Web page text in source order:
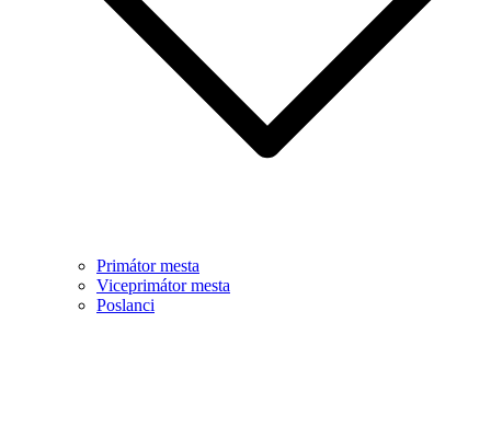
Primátor mesta
Viceprimátor mesta
Poslanci